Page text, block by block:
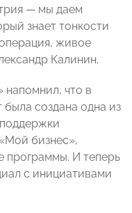
— мы даем
знает тонкости
живое
Калинин.
что в
создана одна из
бизнес»,
программы. И теперь
с инициативами